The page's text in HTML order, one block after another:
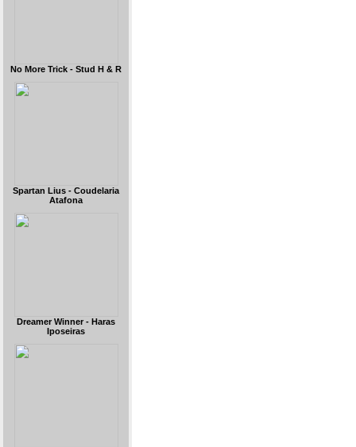
No More Trick - Stud H & R
Spartan Lius - Coudelaria
Atafona
Dreamer Winner - Haras
Iposeiras